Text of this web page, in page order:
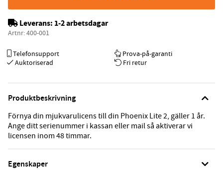
Leverans: 1-2 arbetsdagar
Artnr:400-001
Telefonsupport
Prova-på-garanti
Auktoriserad
Fri retur
Produktbeskrivning
Förnya din mjukvarulicens till din Phoenix Lite 2, gäller 1 år.
Ange ditt serienummer i kassan eller mail så aktiverar vi
licensen inom 48 timmar.
Egenskaper